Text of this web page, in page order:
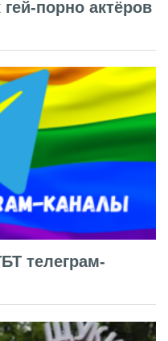
порно актёров
телеграм-